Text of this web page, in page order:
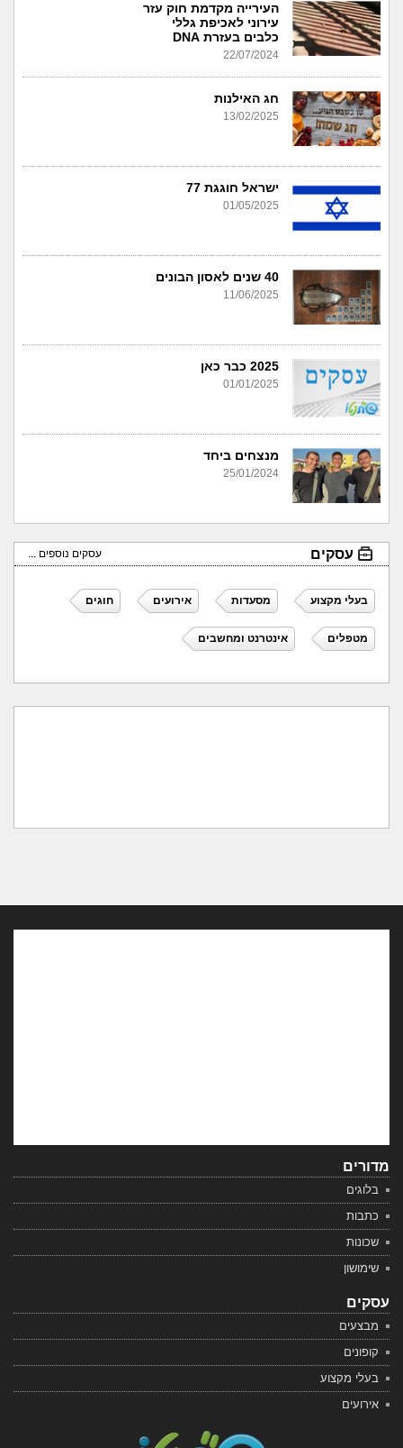
העירייה מקדמת חוק עזר
עירוני לאכיפת גללי
כלבים בעזרת DNA
22/07/2024
חג האילנות
13/02/2025
ישראל חוגגת 77
01/05/2025
40 שנים לאסון הבונים
11/06/2025
2025 כבר כאן
01/01/2025
מנצחים ביחד
25/01/2024
עסקים עסקים נוספים ...
בעלי מקצוע מסעדות אירועים חוגים
מטפלים אינטרנט ומחשבים
מדורים
בלוגים
כתבות
שכונות
שימושון
עסקים
מבצעים
קופונים
בעלי מקצוע
אירועים